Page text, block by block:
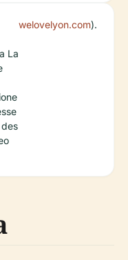
La
welovelyon.com).